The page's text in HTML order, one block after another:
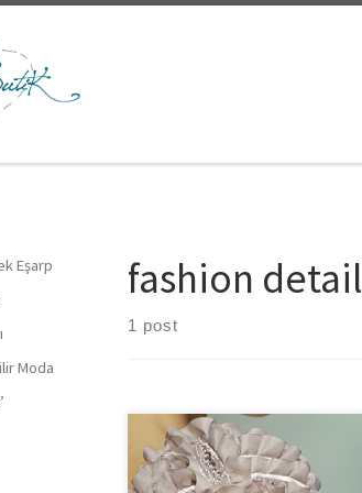
fashion detail
1 post
Eşarp
Moda